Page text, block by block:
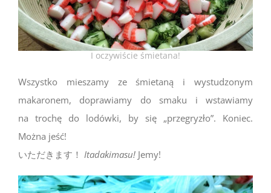
I oczywiście śmietana!
Wszystko mieszamy ze śmietaną i wystudzonym
makaronem, doprawiamy do smaku i wstawiamy
na trochę do lodówki, by się „przegryzło”. Koniec.
Można jeść!
いただきます！ Itadakimasu! Jemy!